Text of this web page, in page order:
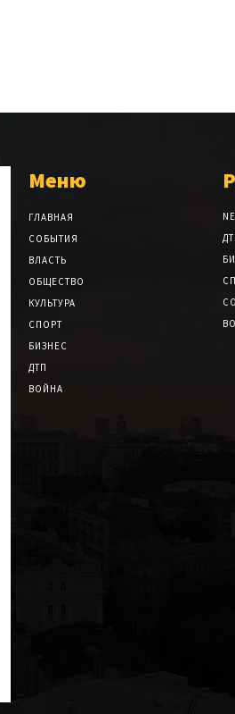
Меню
ГЛАВНАЯ
СОБЫТИЯ
ВЛАСТЬ
ОБЩЕСТВО
КУЛЬТУРА
СПОРТ
БИЗНЕС
ДТП
ВОЙНА